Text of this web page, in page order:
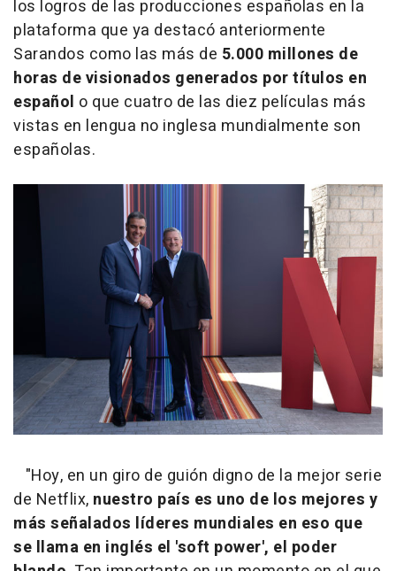
los logros de las producciones españolas en la
plataforma que ya destacó anteriormente
Sarandos como las más de 5.000 millones de
horas de visionados generados por títulos en
español o que cuatro de las diez películas más
vistas en lengua no inglesa mundialmente son
españolas.
"Hoy, en un giro de guión digno de la mejor serie
de Netflix, nuestro país es uno de los mejores y
más señalados líderes mundiales en eso que
se llama en inglés el 'soft power', el poder